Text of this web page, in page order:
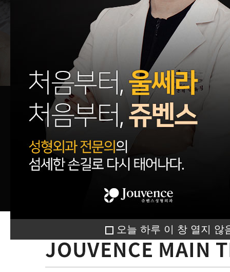
오늘 하루 이 창 열지 않